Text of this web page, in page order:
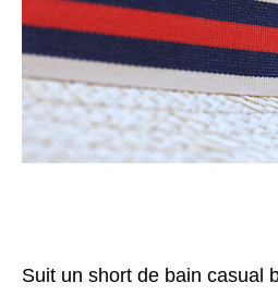
Suit un short de bain casual